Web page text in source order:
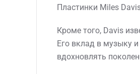
Пластинки Miles
Кроме того, Davis
Его вклад в музыку
вдохновлять